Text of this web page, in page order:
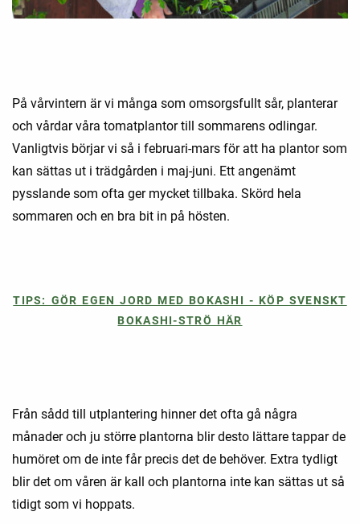
På vårvintern är vi många som omsorgsfullt sår, planterar
och vårdar våra tomatplantor till sommarens odlingar.
Vanligtvis börjar vi så i februari-mars för att ha plantor som
kan sättas ut i trädgården i maj-juni. Ett angenämt
pysslande som ofta ger mycket tillbaka. Skörd hela
sommaren och en bra bit in på hösten.
TIPS: GÖR EGEN JORD MED BOKASHI - KÖP SVENSKT
BOKASHI-STRÖ HÄR
Från sådd till utplantering hinner det ofta gå några
månader och ju större plantorna blir desto lättare tappar de
humöret om de inte får precis det de behöver. Extra tydligt
blir det om våren är kall och plantorna inte kan sättas ut så
tidigt som vi hoppats.